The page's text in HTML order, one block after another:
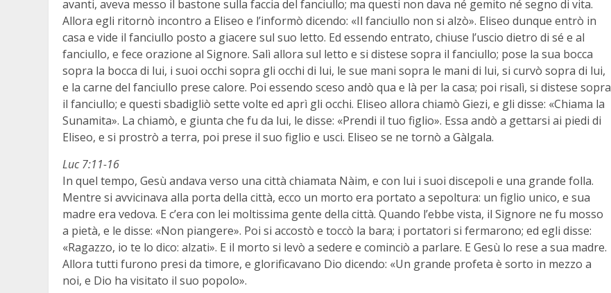
avanti, aveva messo il bastone sulla faccia del fanciullo; ma questi non dava né gemito né segno di vita.
Allora egli ritornò incontro a Eliseo e l’informò dicendo: «Il fanciullo non si alzò». Eliseo dunque entrò in
casa e vide il fanciullo posto a giacere sul suo letto. Ed essendo entrato, chiuse l’uscio dietro di sé e al
fanciullo, e fece orazione al Signore. Salì allora sul letto e si distese sopra il fanciullo; pose la sua bocca
sopra la bocca di lui, i suoi occhi sopra gli occhi di lui, le sue mani sopra le mani di lui, si curvò sopra di lui,
e la carne del fanciullo prese calore. Poi essendo sceso andò qua e là per la casa; poi risalì, si distese sopra
il fanciullo; e questi sbadigliò sette volte ed aprì gli occhi. Eliseo allora chiamò Giezi, e gli disse: «Chiama la
Sunamita». La chiamò, e giunta che fu da lui, le disse: «Prendi il tuo figlio». Essa andò a gettarsi ai piedi di
Eliseo, e si prostrò a terra, poi prese il suo figlio e usci. Eliseo se ne tornò a Gàlgala.
Luc 7:11-16
In quel tempo, Gesù andava verso una città chiamata Nàim, e con lui i suoi discepoli e una grande folla.
Mentre si avvicinava alla porta della città, ecco un morto era portato a sepoltura: un figlio unico, e sua
madre era vedova. E c’era con lei moltissima gente della città. Quando l’ebbe vista, il Signore ne fu mosso
a pietà, e le disse: «Non piangere». Poi si accostò e toccò la bara; i portatori si fermarono; ed egli disse:
«Ragazzo, io te lo dico: alzati». E il morto si levò a sedere e cominciò a parlare. E Gesù lo rese a sua madre.
Allora tutti furono presi da timore, e glorificavano Dio dicendo: «Un grande profeta è sorto in mezzo a
noi, e Dio ha visitato il suo popolo».